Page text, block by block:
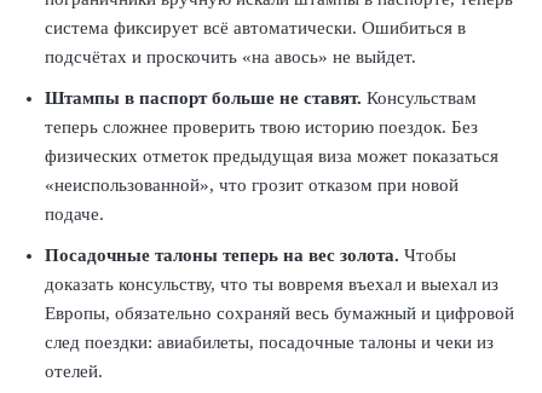
система фиксирует всё автоматически. Ошибиться в
подсчётах и проскочить «на авось» не выйдет.
Штампы в паспорт больше не ставят. Консульствам
теперь сложнее проверить твою историю поездок. Без
физических отметок предыдущая виза может показаться
«неиспользованной», что грозит отказом при новой
подаче.
Посадочные талоны теперь на вес золота. Чтобы
доказать консульству, что ты вовремя въехал и выехал из
Европы, обязательно сохраняй весь бумажный и цифровой
след поездки: авиабилеты, посадочные талоны и чеки из
отелей.